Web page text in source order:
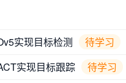
实现目标检测
待学习
实现目标跟踪
待学习